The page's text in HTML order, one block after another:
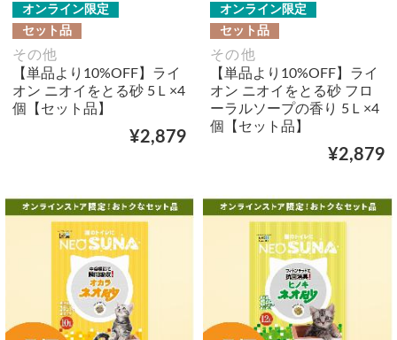
オンライン限定
セット品
その他
【単品より10%OFF】ライ
オン ニオイをとる砂 5Ｌ×4
個【セット品】
¥2,879
オンライン限定
セット品
その他
【単品より10%OFF】ライ
オン ニオイをとる砂 フロ
ーラルソープの香り 5Ｌ×4
個【セット品】
¥2,879